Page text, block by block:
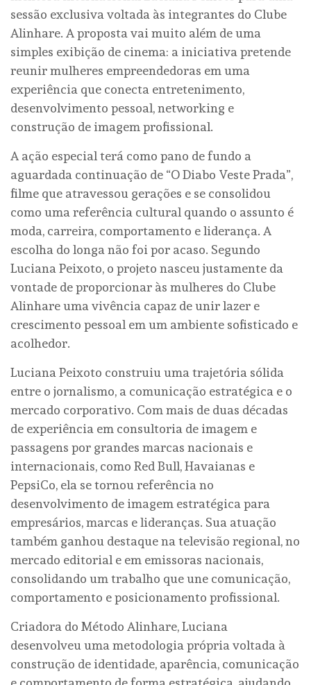
sessão exclusiva voltada às integrantes do Clube
Alinhare. A proposta vai muito além de uma
simples exibição de cinema: a iniciativa pretende
reunir mulheres empreendedoras em uma
experiência que conecta entretenimento,
desenvolvimento pessoal, networking e
construção de imagem profissional.
A ação especial terá como pano de fundo a
aguardada continuação de “O Diabo Veste Prada”,
filme que atravessou gerações e se consolidou
como uma referência cultural quando o assunto é
moda, carreira, comportamento e liderança. A
escolha do longa não foi por acaso. Segundo
Luciana Peixoto, o projeto nasceu justamente da
vontade de proporcionar às mulheres do Clube
Alinhare uma vivência capaz de unir lazer e
crescimento pessoal em um ambiente sofisticado e
acolhedor.
Luciana Peixoto construiu uma trajetória sólida
entre o jornalismo, a comunicação estratégica e o
mercado corporativo. Com mais de duas décadas
de experiência em consultoria de imagem e
passagens por grandes marcas nacionais e
internacionais, como Red Bull, Havaianas e
PepsiCo, ela se tornou referência no
desenvolvimento de imagem estratégica para
empresários, marcas e lideranças. Sua atuação
também ganhou destaque na televisão regional, no
mercado editorial e em emissoras nacionais,
consolidando um trabalho que une comunicação,
comportamento e posicionamento profissional.
Criadora do Método Alinhare, Luciana
desenvolveu uma metodologia própria voltada à
construção de identidade, aparência, comunicação